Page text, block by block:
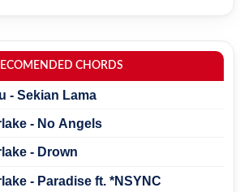
CHORDS
- Sekian Lama
- No Angels
- Drown
- Paradise ft. *NSYNC